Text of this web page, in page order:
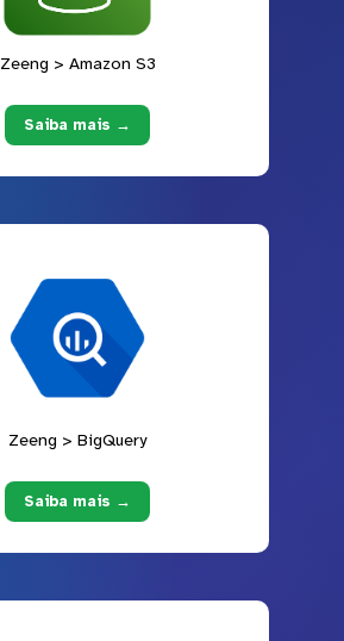
Zeeng > Amazon S3
Saiba mais →
Zeeng > BigQuery
Saiba mais →